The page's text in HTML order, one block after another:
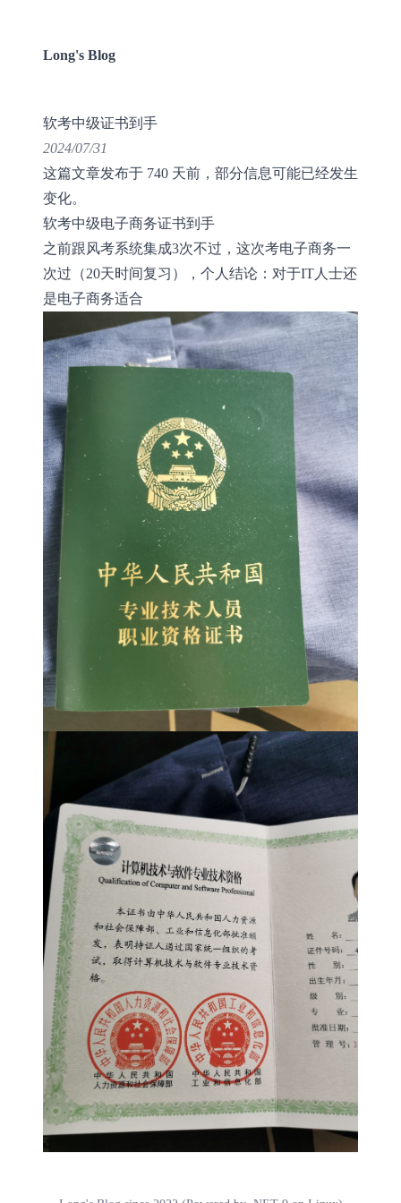
Long's Blog
软考中级证书到手
2024/07/31
这篇文章发布于 740 天前，部分信息可能已经发生
变化。
软考中级电子商务证书到手
之前跟风考系统集成3次不过，这次考电子商务一
次过（20天时间复习），个人结论：对于IT人士还
是电子商务适合